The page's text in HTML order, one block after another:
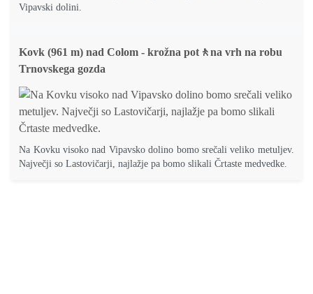
Vipavski dolini.
Kovk (961 m) nad Colom - krožna pot🚶na vrh na robu
Trnovskega gozda
Na Kovku visoko nad Vipavsko dolino bomo srečali veliko metuljev.
Največji so Lastovičarji, najlažje pa bomo slikali Črtaste medvedke.